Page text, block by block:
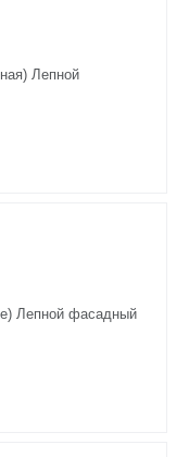
Лепной
Лепной фасадный